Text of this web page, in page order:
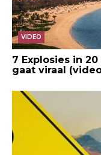
VIDEO
7 Explosies in
gaat viraal